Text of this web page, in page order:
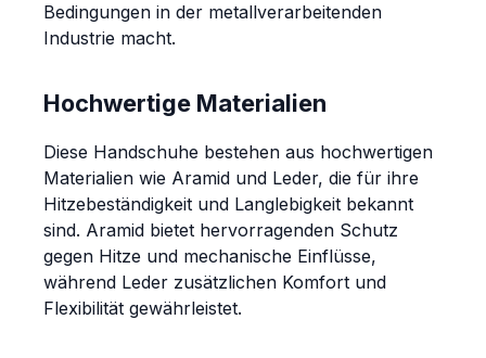
Bedingungen in der metallverarbeitenden
Industrie macht.
Hochwertige Materialien
Diese Handschuhe bestehen aus hochwertigen
Materialien wie Aramid und Leder, die für ihre
Hitzebeständigkeit und Langlebigkeit bekannt
sind. Aramid bietet hervorragenden Schutz
gegen Hitze und mechanische Einflüsse,
während Leder zusätzlichen Komfort und
Flexibilität gewährleistet.